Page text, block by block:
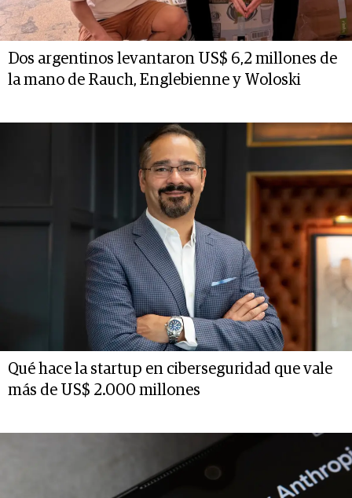
Dos argentinos levantaron US$ 6,2 millones de
la mano de Rauch, Englebienne y Woloski
Qué hace la startup en ciberseguridad que vale
más de US$ 2.000 millones